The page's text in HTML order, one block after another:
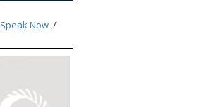
Speak Now